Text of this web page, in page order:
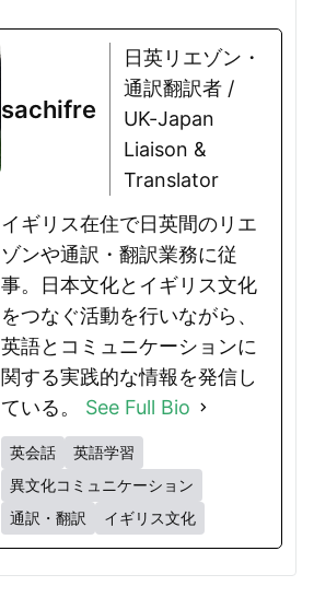
sachifre
日英リエゾン・
通訳翻訳者 /
UK-Japan
Liaison &
Translator
イギリス在住で日英間のリエ
ゾンや通訳・翻訳業務に従
事。日本文化とイギリス文化
をつなぐ活動を行いながら、
英語とコミュニケーションに
関する実践的な情報を発信し
ている。 See Full Bio
英会話
英語学習
異文化コミュニケーション
通訳・翻訳
イギリス文化